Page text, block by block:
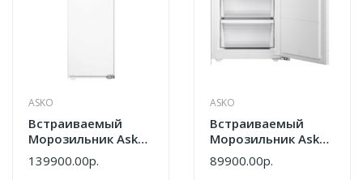
ASKO
Встраиваемый
Морозильник Asko
RBF276DND1.P
748325
139900.00р.
ASKO
Встраиваемый
Морозильник Asko
RBF286DND1 747331
89900.00р.